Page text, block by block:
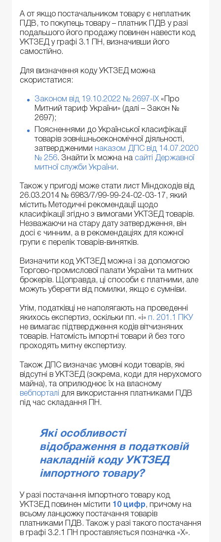
А от якщо постачальником товару є неплатник
ПДВ, то покупець товару – платник ПДВ у разі
подальшого його продажу повинен навести код
УКТЗЕД у графі 3.1 ПН, визначивши його
самостійно.
Для визначення коду УКТЗЕД можна
скористатися:
Законом від 19.10.2022 № 2697-IX «Про
Митний тариф України» (далі – Закон №
2697);
Поясненнями до Української класифікації
товарів зовнішньоекономічної діяльності,
затвердженими наказом ДПС від 14.07.2020
№ 256. Знайти їх можна на сайті Державної
митної служби України .
Також у пригоді може стати лист Міндоходів від
26.03.2014 № 6983/7/99-99-24-02-03-17, який
містить Методичні рекомендації щодо
класифікації згідно з вимогами УКТЗЕД товарів.
Незважаючи на стару дату затвердження, він
досі є чинним, а в рекомендаціях для кожної
групи є перелік товарів-винятків.
Визначити код УКТЗЕД можна і за допомогою
Торгово-промислової палати України та митних
брокерів. Щоправда, ці способи є платними, але
можуть уберегти від помилки, якщо є сумніви.
Утім, податківці не наполягають на проведенні
якихось експертиз, оскільки пп. «і» п. 201.1 ПКУ
не вимагає підтвердження кодів вітчизняних
товарів. Натомість імпортні товари й без того
проходять митну експертизу.
Також ДПС визначає умовні коди товарів, які
відсутні в УКТЗЕД (зокрема, коди для нерухомого
майна), та оприлюднює їх на власному
вебпорталі для використання платниками ПДВ
під час складання ПН.
Які особливості
відображення в податковій
накладній коду УКТЗЕД
імпортного товару?
У разі постачання імпортного товару код
УКТЗЕД повинен містити 10 цифр, причому на
всьому ланцюжку постачання товарів
платниками ПДВ. Також у разі такого постачання
в графі 3.2.1 ПН проставляється позначка «Х».